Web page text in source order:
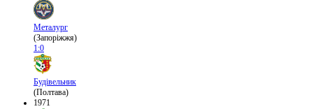
Металург
(Запоріжжя)
1:0
Будівельник
(Полтава)
1971